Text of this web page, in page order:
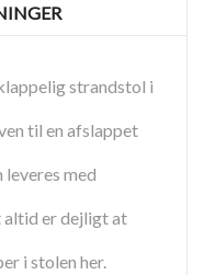
strandstol i
til en afslappet
med
altid er dejligt at
i stolen her.